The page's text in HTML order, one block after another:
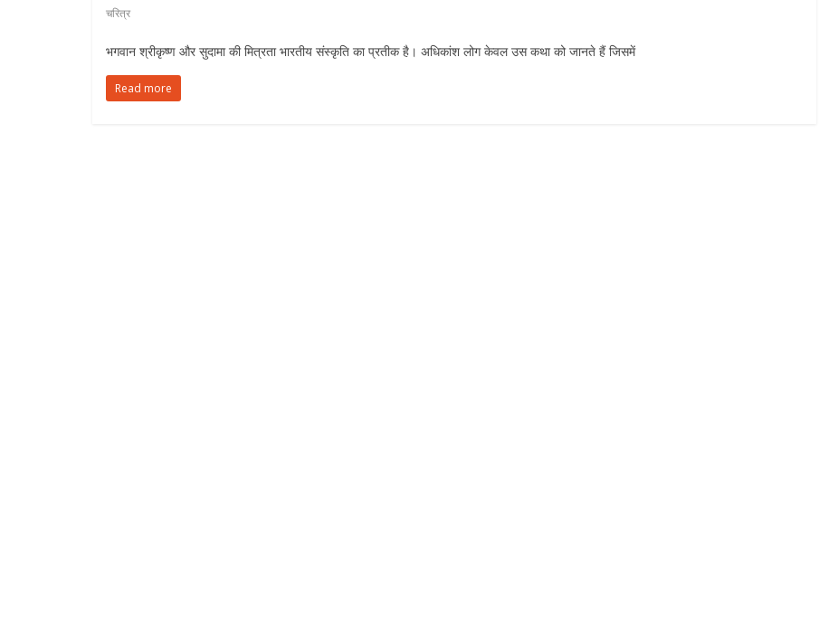
चरित्र
भगवान श्रीकृष्ण और सुदामा की मित्रता भारतीय संस्कृति का प्रतीक है। अधिकांश लोग केवल उस कथा को जानते हैं जिसमें
Read more